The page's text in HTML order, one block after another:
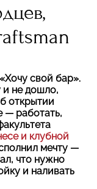
свой бар».
и не дошло,
открытии
— работать,
и клубной
мечту —
что нужно
и наливать